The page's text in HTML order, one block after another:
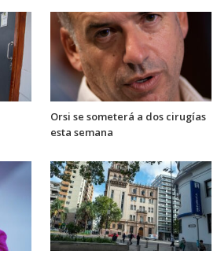
Orsi se someterá a dos cirugías
esta semana